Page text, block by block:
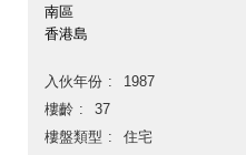
南區
香港島
入伙年份
1987
樓齡
37
樓盤類型
住宅